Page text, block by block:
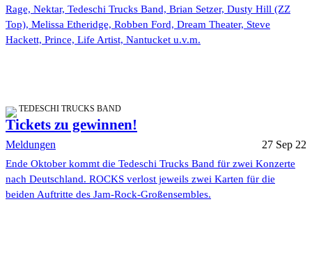
Rage, Nektar, Tedeschi Trucks Band, Brian Setzer, Dusty Hill (ZZ
Top), Melissa Etheridge, Robben Ford, Dream Theater, Steve
Hackett, Prince, Life Artist, Nantucket u.v.m.
TEDESCHI TRUCKS BAND
Tickets zu gewinnen!
Meldungen 27 Sep 22
Ende Oktober kommt die Tedeschi Trucks Band für zwei Konzerte
nach Deutschland. ROCKS verlost jeweils zwei Karten für die
beiden Auftritte des Jam-Rock-Großensembles.